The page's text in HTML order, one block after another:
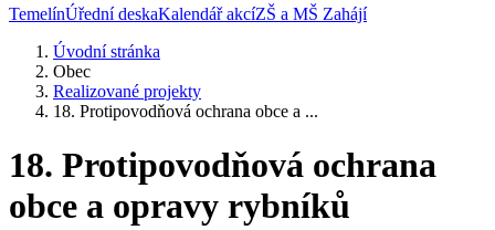
TemelínÚřední deskaKalendář akcíZŠ a MŠ Zahájí
Úvodní stránka
Obec
Realizované projekty
18. Protipovodňová ochrana obce a ...
18. Protipovodňová ochrana
obce a opravy rybníků